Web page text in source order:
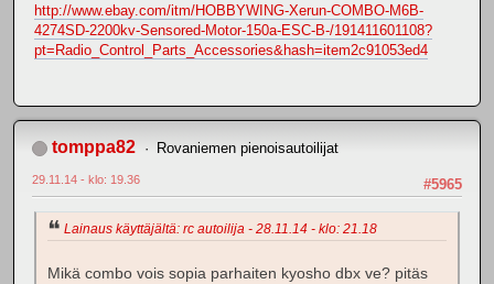
http://www.ebay.com/itm/HOBBYWING-Xerun-COMBO-M6B-
4274SD-2200kv-Sensored-Motor-150a-ESC-B-/191411601108?
pt=Radio_Control_Parts_Accessories&hash=item2c91053ed4
tomppa82 Rovaniemen pienoisautoilijat
#5965
29.11.14 - klo: 19.36
Lainaus käyttäjältä: rc autoilija - 28.11.14 - klo: 21.18
Mikä combo vois sopia parhaiten kyosho dbx ve? pitäs